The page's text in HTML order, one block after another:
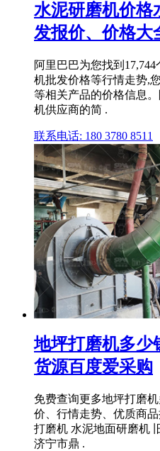
水泥研磨机价格
发报价、价格大
阿里巴巴为您找到
机批发价格等行情走势,
等相关产品的价格信息
机供应商的简 .
联系电话: 180 3780 8511
地坪打磨机多少
货源百度爱采购
免费查询更多地坪打磨
价、行情走势、优质商
打磨机 水泥地面研磨机
济宁市鼎 .